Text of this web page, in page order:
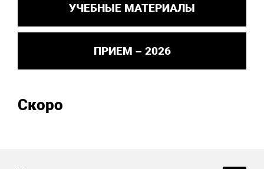
УЧЕБНЫЕ МАТЕРИАЛЫ
ПРИЕМ – 2026
Скоро